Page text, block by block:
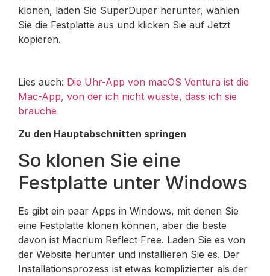
klonen, laden Sie SuperDuper herunter, wählen
Sie die Festplatte aus und klicken Sie auf Jetzt
kopieren.
Lies auch: Die Uhr-App von macOS Ventura ist die
Mac-App, von der ich nicht wusste, dass ich sie
brauche
Zu den Hauptabschnitten springen
So klonen Sie eine
Festplatte unter Windows
Es gibt ein paar Apps in Windows, mit denen Sie
eine Festplatte klonen können, aber die beste
davon ist Macrium Reflect Free. Laden Sie es von
der Website herunter und installieren Sie es. Der
Installationsprozess ist etwas komplizierter als der